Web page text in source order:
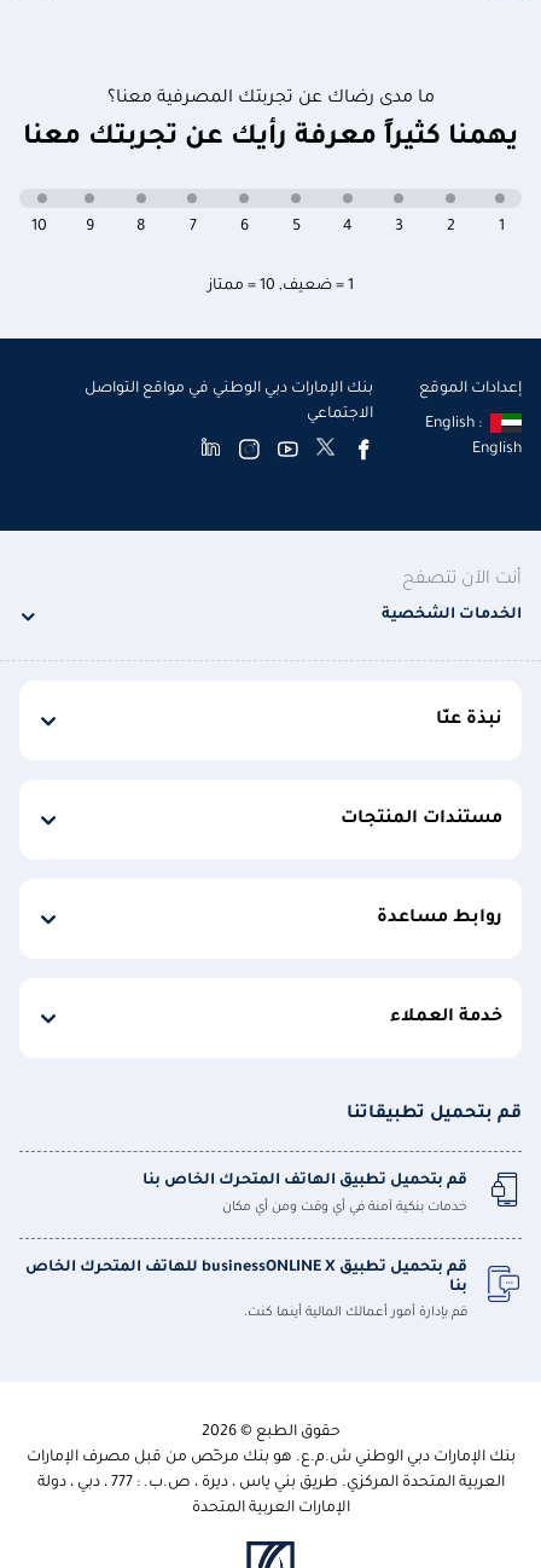
ما مدى رضاك عن تجربتك المصرفية معنا؟
يهمنا كثيراً معرفة رأيك عن تجربتك معنا
1 = ضعيف , 10 = ممتاز
10 9 8 7 6 5 4 3 2 1
إعدادات الموقع
English :
English
بنك الإمارات دبي الوطني في مواقع التواصل
الاجتماعي
أنت الآن تتصفح
الخدمات الشخصية
نبذة عنّا
مستندات المنتجات
روابط مساعدة
خدمة العملاء
قم بتحميل تطبيقاتنا
قم بتحميل تطبيق الهاتف المتحرك الخاص بنا
خدمات بنكية آمنة في أي وقت ومن أي مكان
قم بتحميل تطبيق businessONLINE X للهاتف المتحرك الخاص
بنا
قم بإدارة أمور أعمالك المالية أينما كنت.
حقوق الطبع © 2026
بنك الإمارات دبي الوطني ش.م.ع. هو بنك مرخّص من قبل مصرف الإمارات
العربية المتحدة المركزي. طريق بني ياس ، ديرة ، ص.ب. : 777 ، دبي ، دولة
الإمارات العربية المتحدة